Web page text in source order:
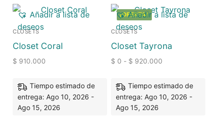
Añadir a lista de
deseos
CLOSETS
Closet Coral
$ 910.000
Tiempo estimado de
entrega: Ago 10, 2026 -
Ago 15, 2026
¡OFERTA!
Añadir a lista de
deseos
CLOSETS
Closet Tayrona
$ 0 - $ 920.000
Tiempo estimado de
entrega: Ago 10, 2026 -
Ago 15, 2026